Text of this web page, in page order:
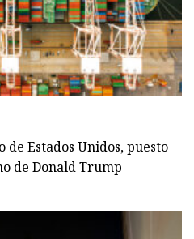
Estados Unidos, puesto
de Donald Trump